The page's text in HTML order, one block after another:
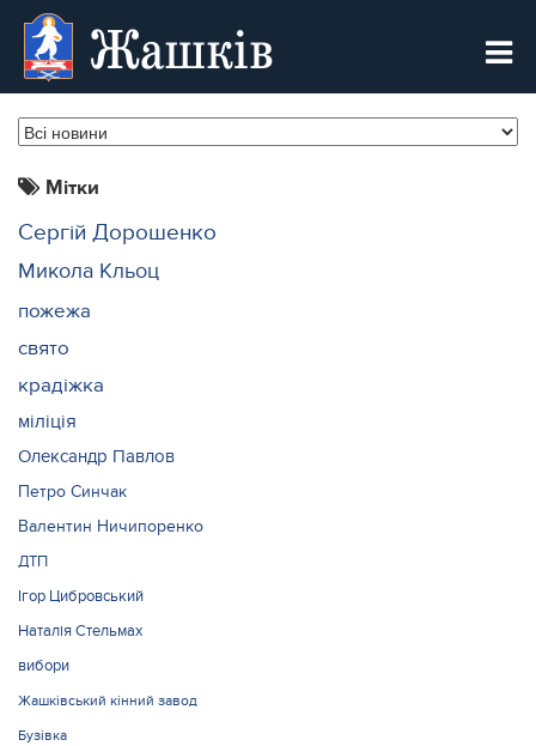
Жашків
Мітки
Сергій Дорошенко
Микола Кльоц
пожежа
свято
крадіжка
міліція
Олександр Павлов
Петро Синчак
Валентин Ничипоренко
ДТП
Ігор Цибровський
Наталія Стельмах
вибори
Жашківський кінний завод
Бузівка